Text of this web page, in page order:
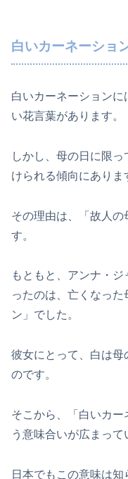
白いカーネーショ
白いカーネーション
い花言葉があります。
しかし、母の日に限
けられる傾向にありま
その理由は、「故人
す。
もともと、アンナ・
ったのは、亡くなっ
ン」でした。
彼女にとって、白は母
のです。
そこから、「白いカ
う意味合いが広まって
日本でもこの意味は